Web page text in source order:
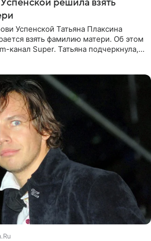
решила взять
Успенской Татьяна Плаксина
взять фамилию матери. Об этом
канал Super. Татьяна подчеркнула,